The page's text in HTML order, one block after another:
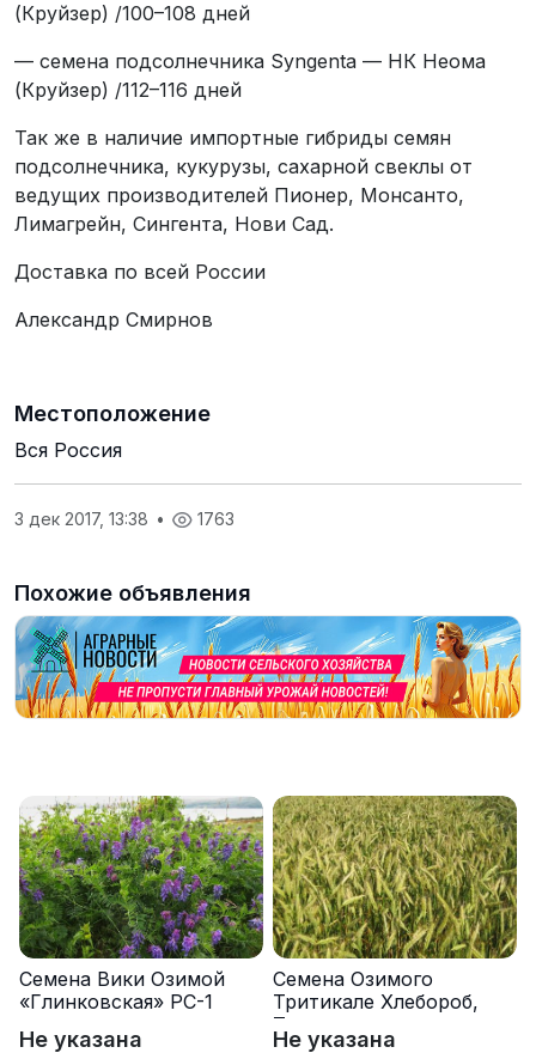
(Круйзер) /100–108 дней
— семена подсолнечника Syngenta — НК Неома
(Круйзер) /112–116 дней
Так же в наличие импортные гибриды семян
подсолнечника, кукурузы, сахарной свеклы от
ведущих производителей Пионер, Монсанто,
Лимагрейн, Сингента, Нови Сад.
Доставка по всей России
Александр Смирнов
Местоположение
Вся Россия
3 дек 2017, 13:38 • 1763
Похожие объявления
Семена Вики Озимой
«Глинковская» РС-1
Не указана
Семена Озимого
Тритикале Хлебороб,
Тихон
Не указана